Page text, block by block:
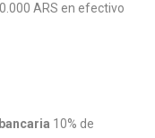
ARS en efectivo
10% de